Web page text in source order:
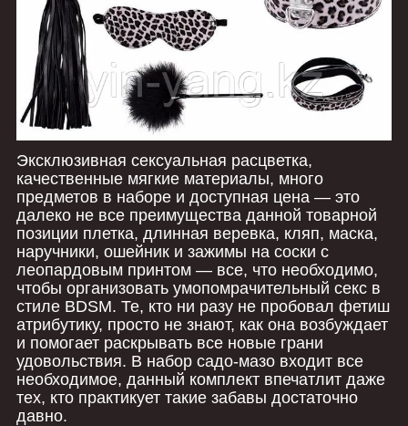
Эксклюзивная сексуальная расцветка,
качественные мягкие материалы, много
предметов в наборе и доступная цена — это
далеко не все преимущества данной товарной
позиции плетка, длинная веревка, кляп, маска,
наручники, ошейник и зажимы на соски с
леопардовым принтом — все, что необходимо,
чтобы организовать умопомрачительный секс в
стиле BDSM. Те, кто ни разу не пробовал фетиш
атрибутику, просто не знают, как она возбуждает
и помогает раскрывать все новые грани
удовольствия. В набор садо-мазо входит все
необходимое, данный комплект впечатлит даже
тех, кто практикует такие забавы достаточно
давно.